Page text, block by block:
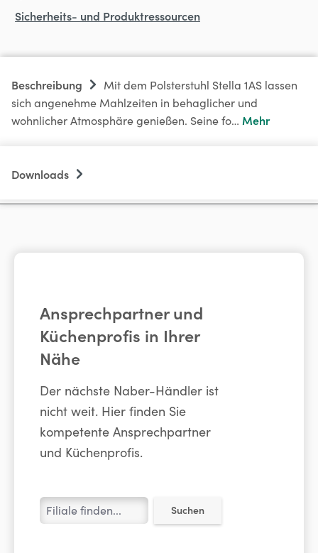
Sicherheits- und Produktressourcen
Beschreibung
Mit dem Polsterstuhl Stella 1AS lassen
sich angenehme Mahlzeiten in behaglicher und
wohnlicher Atmosphäre genießen. Seine fo… Mehr
Downloads
Ansprechpartner und
Küchenprofis in Ihrer
Nähe
Der nächste Naber-Händler ist
nicht weit. Hier finden Sie
kompetente Ansprechpartner
und Küchenprofis.
Suchen